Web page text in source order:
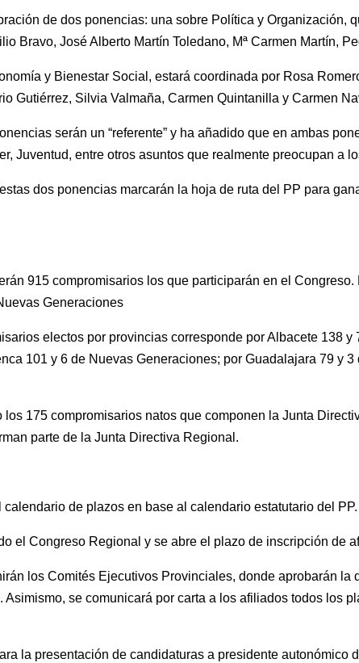
de dos ponencias: una sobre Política y Organización,
Bravo, José Alberto Martín Toledano, Mª Carmen Martín,
y Bienestar Social, estará coordinada por Rosa
Gutiérrez, Silvia Valmaña, Carmen Quintanilla y Carmen
serán un “referente” y ha añadido que en ambas
Juventud, entre otros asuntos que realmente preocupan a
dos ponencias marcarán la hoja de ruta del PP para
915 compromisarios los que participarán en el
Generaciones
electos por provincias corresponde por Albacete 138
101 y 6 de Nuevas Generaciones; por Guadalajara 79 y
los 175 compromisarios natos que componen la Junta
parte de la Junta Directiva Regional.
de plazos en base al calendario estatutario del PP.
el Congreso Regional y se abre el plazo de inscripción de
los Comités Ejecutivos Provinciales, donde aprobarán
Asimismo, se comunicará por carta a los afiliados todos los
la presentación de candidaturas a presidente autonómico